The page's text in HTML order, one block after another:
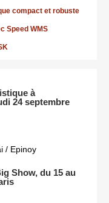
compact et robuste
Speed WMS
à
24 septembre
/ Epinoy
Show, du 15 au